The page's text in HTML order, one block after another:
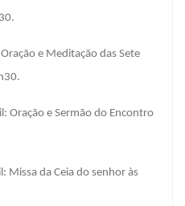
e Meditação das Sete
Oração e Sermão do Encontro
Missa da Ceia do senhor às